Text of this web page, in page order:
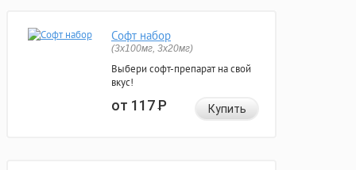
Софт набор
(3x100мг, 3x20мг)
Выбери софт-препарат на свой
вкус!
от 117Р Купить